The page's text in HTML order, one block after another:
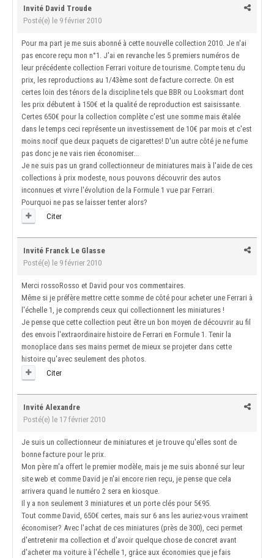
Invité David Troude
Posté(e) le 9 février 2010
Pour ma part je me suis abonné à cette nouvelle collection 2010. Je n'ai
pas encore reçu mon n°1. J'ai en revanche les 5 premiers numéros de
leur précédente collection Ferrari voiture de tourisme. Compte tenu du
prix, les reproductions au 1/43ème sont de facture correcte. On est
certes loin des ténors de la discipline tels que BBR ou Looksmart dont
les prix débutent à 150€ et la qualité de reproduction est saisissante.
Certes 650€ pour la collection complète c'est une somme mais étalée
dans le temps ceci représente un investissement de 10€ par mois et c'est
moins nocif que deux paquets de cigarettes! D'un autre côté je ne fume
pas donc je ne vais rien économiser...
Je ne suis pas un grand collectionneur de miniatures mais à l'aide de ces
collections à prix modeste, nous pouvons découvrir des autos
inconnues et vivre l'évolution de la Formule 1 vue par Ferrari.
Pourquoi ne pas se laisser tenter alors?
Citer
Invité Franck Le Glasse
Posté(e) le 9 février 2010
Merci rossoRosso et David pour vos commentaires.
Même si je préfère mettre cette somme de côté pour acheter une Ferrari à
l'échelle 1, je comprends ceux qui collectionnent les miniatures !
Je pense que cette collection peut être un bon moyen de découvrir au fil
des envois l'extraordinaire histoire de Ferrari en Formule 1. Tenir la
monoplace dans ses mains permet de mieux se projeter dans cette
histoire qu'avec seulement des photos.
Citer
Invité Alexandre
Posté(e) le 17 février 2010
Je suis un collectionneur de miniatures et je trouve qu'elles sont de
bonne facture pour le prix.
Mon père m'a offert le premier modèle, mais je me suis abonné sur leur
site web et comme David je n'ai encore rien reçu, je pense que cela
arrivera quand le numéro 2 sera en kiosque.
Il y a non seulement 3 miniatures et un porte clés pour 5€95.
Tout comme David, 650€ certes, mais sur 6 ans les auriez-vous vraiment
économiser? Avec l'achat de ces miniatures (près de 300), ceci permet
d'entretenir ma collection et d'avoir quelque chose de concret avant
d'acheter ma voiture à l'échelle 1, grâce aux économies que je fais